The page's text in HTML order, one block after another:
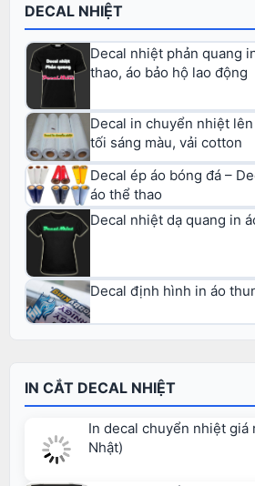
DECAL NHIỆT
Decal nhiệt phản quang
thao, áo bảo hộ lao động
Decal in chuyển nhiệt
tối sáng màu, vải cotton
Decal ép áo bóng đá –
áo thể thao
Decal nhiệt dạ quang in
Decal định hình in áo
IN CẮT DECAL NHIỆT
In decal chuyển nhiệt giá
Nhật)